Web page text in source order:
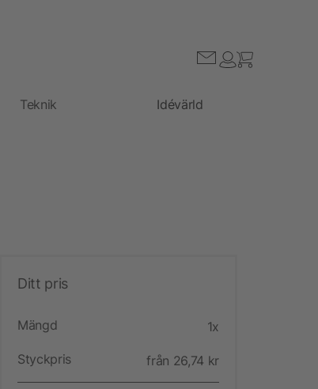
Teknik Idévärld
Ditt pris
Mängd 1x
Styckpris från 26,74 kr